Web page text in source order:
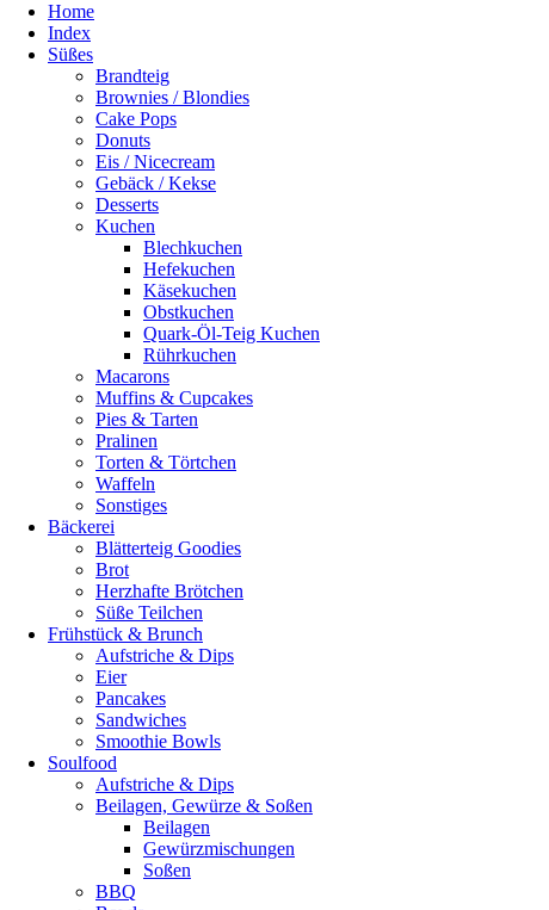
Home
Index
Süßes
Brandteig
Brownies / Blondies
Cake Pops
Donuts
Eis / Nicecream
Gebäck / Kekse
Desserts
Kuchen
Blechkuchen
Hefekuchen
Käsekuchen
Obstkuchen
Quark-Öl-Teig Kuchen
Rührkuchen
Macarons
Muffins & Cupcakes
Pies & Tarten
Pralinen
Torten & Törtchen
Waffeln
Sonstiges
Bäckerei
Blätterteig Goodies
Brot
Herzhafte Brötchen
Süße Teilchen
Frühstück & Brunch
Aufstriche & Dips
Eier
Pancakes
Sandwiches
Smoothie Bowls
Soulfood
Aufstriche & Dips
Beilagen, Gewürze & Soßen
Beilagen
Gewürzmischungen
Soßen
BBQ